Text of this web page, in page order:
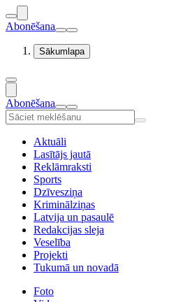
Abonēšana
Sākumlapa
Abonēšana
Aktuāli
Lasītājs jautā
Reklāmraksti
Sports
Dzīvesziņa
Kriminālziņas
Latvija un pasaulē
Redakcijas sleja
Veselība
Projekti
Tukumā un novadā
Foto